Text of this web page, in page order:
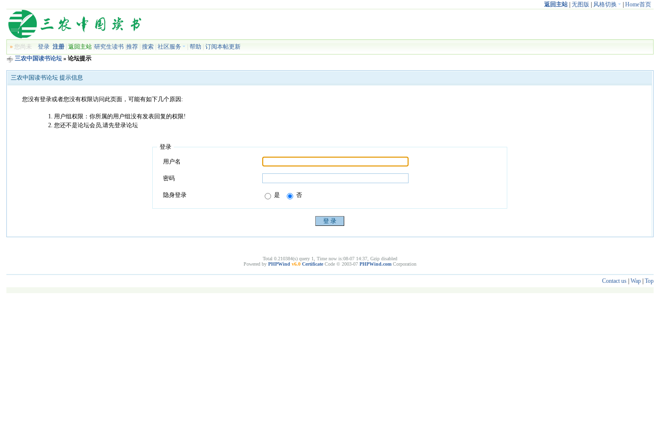
返回主站| 无图版 风格切换 Home首页
» 您尚未登录 注册 |返回主站 |研究生读书 |推荐 |搜索 |社区服务 |帮助 |订阅本帖更新
三农中国读书论坛 » 论坛提示
三农中国读书论坛 提示信息
您没有登录或者您没有权限访问此页面，可能有如下几个原因:
用户组权限：你所属的用户组没有发表回复的权限!
您还不是论坛会员,请先登录论坛
登录
用户名
密码
隐身登录 是 否
Total 0.210384(s) query 1, Time now is:08-07 14:37, Gzip disabled
Powered by PHPWind v6.0 Certificate Code © 2003-07 PHPWind.com Corporation
Contact us| Wap| Top